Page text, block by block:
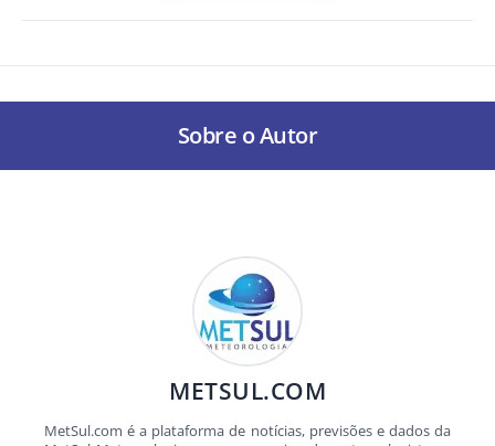
Sobre o Autor
METSUL.COM
MetSul.com é a plataforma de notícias, previsões e dados da